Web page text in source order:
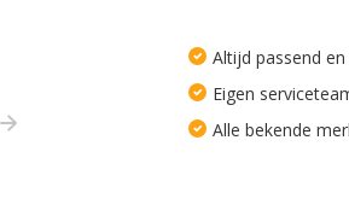
Altijd passend
Eigen
Alle bekende